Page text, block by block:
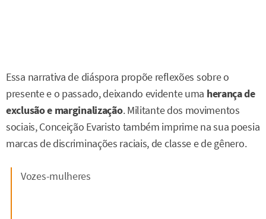
Essa narrativa de diáspora propõe reflexões sobre o
presente e o passado, deixando evidente uma herança de
exclusão e marginalização. Militante dos movimentos
sociais, Conceição Evaristo também imprime na sua poesia
marcas de discriminações raciais, de classe e de gênero.
Vozes-mulheres